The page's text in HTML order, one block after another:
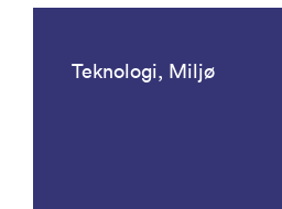
Teknologi, Miljø